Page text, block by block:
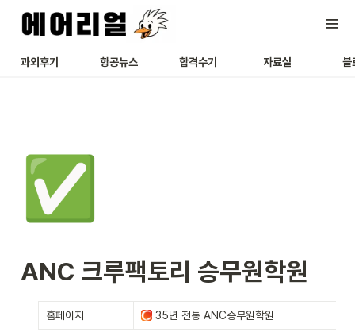
과외후기 항공뉴스 합격수기 자료실 블
✅
ANC 크루팩토리 승무원학원
홈페이지 35년 전통 ANC승무원학원